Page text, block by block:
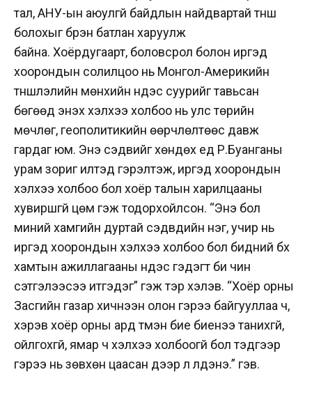
тал, АНУ-ын аюулгүй байдлын найдвартай түнш
болохыг бүрэн батлан харуулж
байна. Хоёрдугаарт, боловсрол болон иргэд
хоорондын солилцоо нь Монгол-Америкийн
түншлэлийн мөнхийн үндэс суурийг тавьсан
бөгөөд энэхүү хэлхээ холбоо нь улс төрийн
мөчлөг, геополитикийн өөрчлөлтөөс давж
гардаг юм. Энэ сэдвийг хөндөх үед Р.Буанганы
урам зориг илтэд гэрэлтэж, иргэд хоорондын
хэлхээ холбоо бол хоёр талын харилцааны
хувиршгүй цөм гэж тодорхойлсон. “Энэ бол
миний хамгийн дуртай сэдвүүдийн нэг, учир нь
иргэд хоорондын хэлхээ холбоо бол бидний бүх
хамтын ажиллагааны үндэс гэдэгт би чин
сэтгэлээсээ итгэдэг” гэж тэр хэлэв. “Хоёр орны
Засгийн газар хичнээн олон гэрээ байгууллаа ч,
хэрэв хоёр орны ард түмэн бие биенээ танихгүй,
ойлгохгүй, ямар ч хэлхээ холбоогүй бол тэдгээр
гэрээ нь зөвхөн цаасан дээр л үлдэнэ.” гэв.